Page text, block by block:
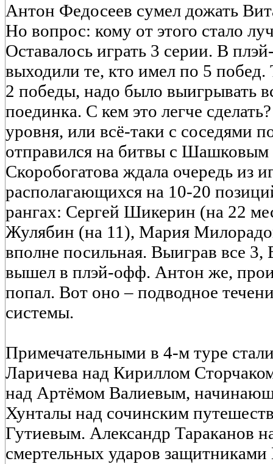
Антон Федосеев сумел дожать
Но вопрос: кому от этого стало
Оставалось играть 3 серии. В
выходили те, кто имел по 5 побед.
2 победы, надо было выигрывать
поединка. С кем это легче
уровня, или всё-таки с соседями
отправился на битвы с
Скоробогатова ждала очередь из
располагающихся на 10-20
рангах: Сергей Шикерин (на 22
Жулябин (на 11), Мария
вполне посильная. Выиграв все 3,
вышел в плэй-офф. Антон же,
попал. Вот оно – подводное
системы.
Примечательными в 4-м туре
Ларичева над Кириллом
над Артёмом Валиевым,
Хунталы над сочинским
Гутиевым. Александр Тараканов
смертельных ударов